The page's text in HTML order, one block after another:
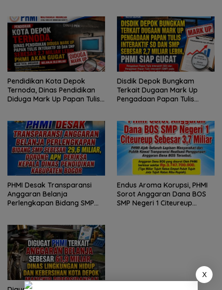
Berkisar 7 Miliar Lebih
Pendidikan Kota Depok
Ternoda, Dinas Pendidikan
Diduga Mark Up Papan Tulis
Akan Gugat
Disdik Depok Bungkam
Terkait Dugaan Mark Up
Pengadaan Papan Tulis
Siap Gugat
PHMI Desak Transparansi
Anggaran Belanja
Perlengkapan Bidang SMP
Pendidikan Kabupaten Bogor
Endus Aroma Korupsi, PHMI
Sorot Anggaran Dana BOS
SMP Negeri 1 Citeureup
X